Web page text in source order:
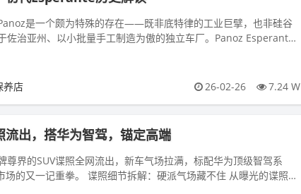
是一个颇为特殊的存在——既非底特律的工业巨擘，也非硅谷
佐治亚州、以小批量手工制造为傲的独立车厂。Panoz Esperante
养店 26-02-26 7.24 W
流出，搭华为智驾，锚定高端
尊界的SUV谍照全网流出，新车气场拉满，标配华为顶级智驾系
场的又一记重拳。 谍照细节拆解：硬派气场藏不住 从曝光的谍照来